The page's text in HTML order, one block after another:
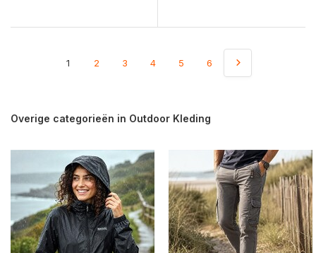
1 2 3 4 5 6
Overige categorieën in Outdoor Kleding